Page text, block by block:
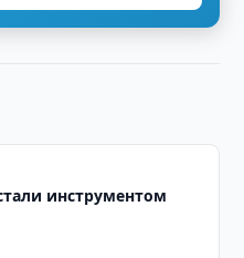
инструментом